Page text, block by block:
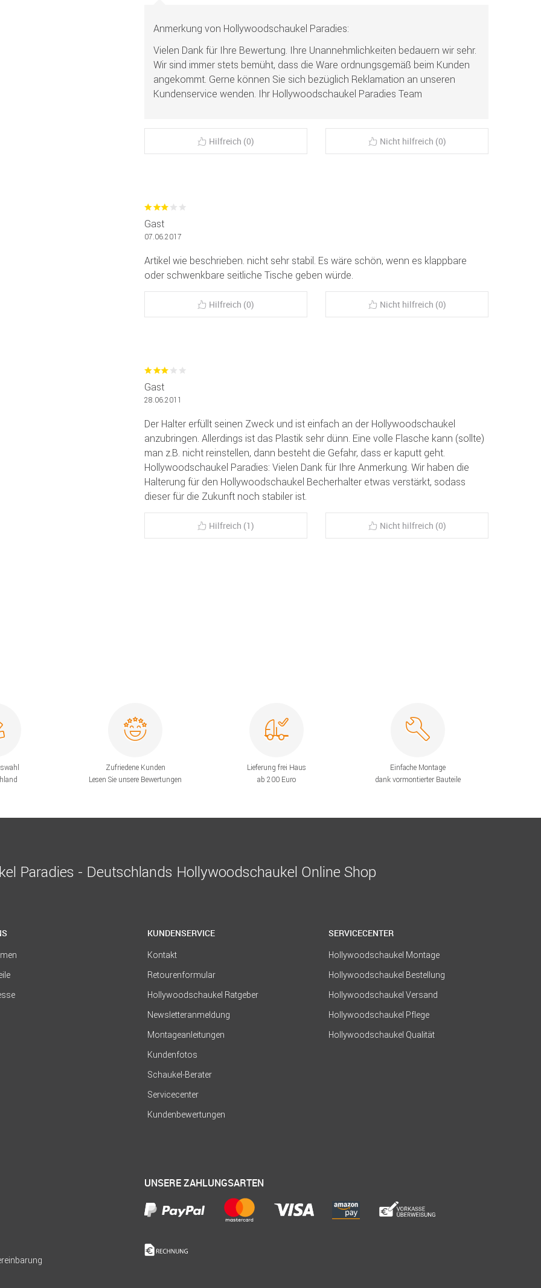
Anmerkung von Hollywoodschaukel Paradies:
Vielen Dank für Ihre Bewertung. Ihre Unannehmlichkeiten bedauern wir sehr.
Wir sind immer stets bemüht, dass die Ware ordnungsgemäß beim Kunden
angekommt. Gerne können Sie sich bezüglich Reklamation an unseren
Kundenservice wenden. Ihr Hollywoodschaukel Paradies Team
Hilfreich (0) Nicht hilfreich (0)
Gast
07.06.2017
Artikel wie beschrieben. nicht sehr stabil. Es wäre schön, wenn es klappbare
oder schwenkbare seitliche Tische geben würde.
Hilfreich (0) Nicht hilfreich (0)
Gast
28.06.2011
Der Halter erfüllt seinen Zweck und ist einfach an der Hollywoodschaukel
anzubringen. Allerdings ist das Plastik sehr dünn. Eine volle Flasche kann (sollte)
man z.B. nicht reinstellen, dann besteht die Gefahr, dass er kaputt geht.
Hollywoodschaukel Paradies: Vielen Dank für Ihre Anmerkung. Wir haben die
Halterung für den Hollywoodschaukel Becherhalter etwas verstärkt, sodass
dieser für die Zukunft noch stabiler ist.
Hilfreich (1) Nicht hilfreich (0)
Zufriedene Kunden
Lesen Sie unsere Bewertungen
Lieferung frei Haus
ab 200 Euro
Einfache Montage
dank vormontierter Bauteile
Paradies - Deutschlands Hollywoodschaukel Online Shop
KUNDENSERVICE
Kontakt
Retourenformular
Hollywoodschaukel Ratgeber
Newsletteranmeldung
Montageanleitungen
Kundenfotos
Schaukel-Berater
Servicecenter
Kundenbewertungen
SERVICECENTER
Hollywoodschaukel Montage
Hollywoodschaukel Bestellung
Hollywoodschaukel Versand
Hollywoodschaukel Pflege
Hollywoodschaukel Qualität
UNSERE ZAHLUNGSARTEN